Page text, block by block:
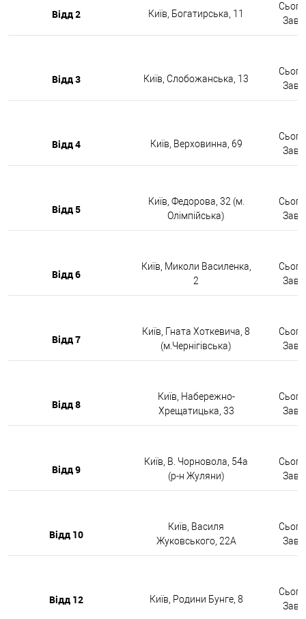
Відд 2 Київ, Богатирська, 11
Відд 3 Київ, Слобожанська, 13
Відд 4 Київ, Верховинна, 69
Відд 5
Київ, Федорова, 32 (м.
Олімпійська)
Відд 6
Київ, Миколи Василенка,
2
Відд 7
Київ, Гната Хоткевича, 8
(м.Чернігівська)
Відд 8
Київ, Набережно-
Хрещатицька, 33
Відд 9
Київ, В. Чорновола, 54а
(р-н Жуляни)
Відд 10
Київ, Василя
Жуковського, 22А
Відд 12 Київ, Родини Бунге, 8